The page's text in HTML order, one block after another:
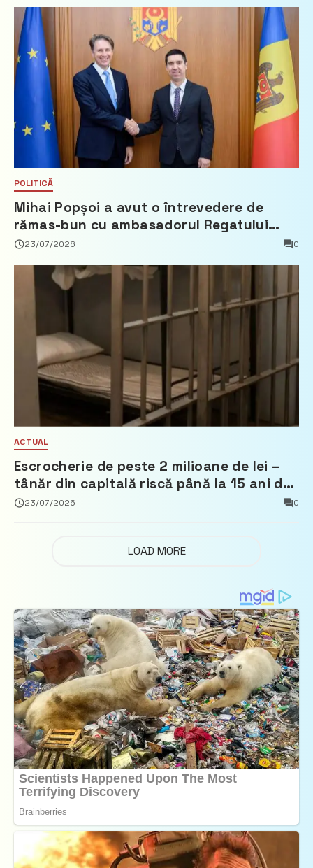
POLITICĂ
Mihai Popșoi a avut o întrevedere de
rămas-bun cu ambasadorul Regatului
Țărilor de Jos, Fred Duijn
23/07/2026 0
ACTUAL
Escrocherie de peste 2 milioane de lei –
tânăr din capitală riscă până la 15 ani de
închisoare
23/07/2026 0
LOAD MORE